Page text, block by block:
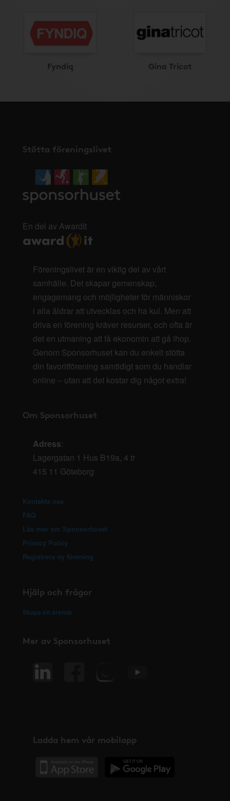
Fyndiq Gina Tricot
Stötta föreningslivet
En del av AwardIt
Föreningslivet är en viktig del av vårt
samhälle. Det skapar gemenskap,
engagemang och möjligheter för människor
i alla åldrar att utvecklas och ha kul. Men att
driva en förening kräver resurser, och ofta är
det en utmaning att få ekonomin att gå ihop.
Genom Sponsorhuset kan du enkelt stötta
din favoritförening samtidigt som du handlar
online – utan att det kostar dig något extra!
Om Sponsorhuset
Adress:
Lagergatan 1 Hus B19a, 4 tr
415 11 Göteborg
Kontakta oss
FAQ
Läs mer om Sponsorhuset
Privacy Policy
Registrera ny förening
Hjälp och frågor
Skapa ett ärende
Mer av Sponsorhuset
Ladda hem vår mobilapp